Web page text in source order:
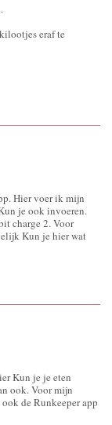
eraf te
Hier voer ik mijn
je ook invoeren.
charge 2. Voor
Kun je hier wat
Kun je je eten
ook. Voor mijn
de Runkeeper app